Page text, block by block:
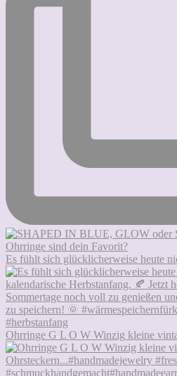
Es fühlt sich glücklicherweise heute
Ohrringe G L O W Winzig kleine